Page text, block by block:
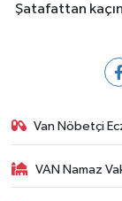
Şatafattan
Van Nöbetçi
VAN Namaz